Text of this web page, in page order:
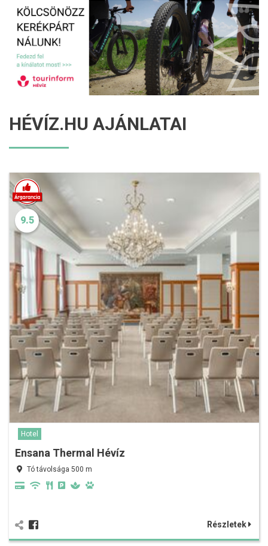
HÉVÍZ.HU AJÁNLATAI
9.5
Hotel
Ensana Thermal Hévíz
Tó távolsága 500 m
Részletek